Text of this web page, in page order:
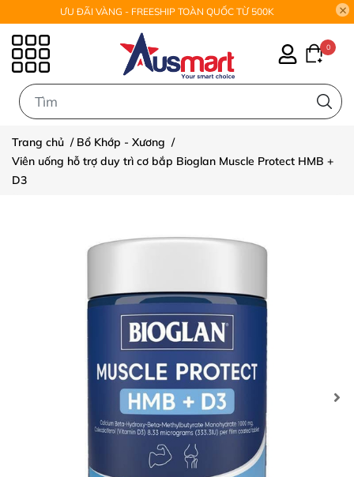
ƯU ĐÃI VÀNG - FREESHIP TOÀN QUỐC TỪ 500K
0
Trang chủ / Bổ Khớp - Xương /
Viên uống hỗ trợ duy trì cơ bắp Bioglan Muscle Protect HMB +
D3